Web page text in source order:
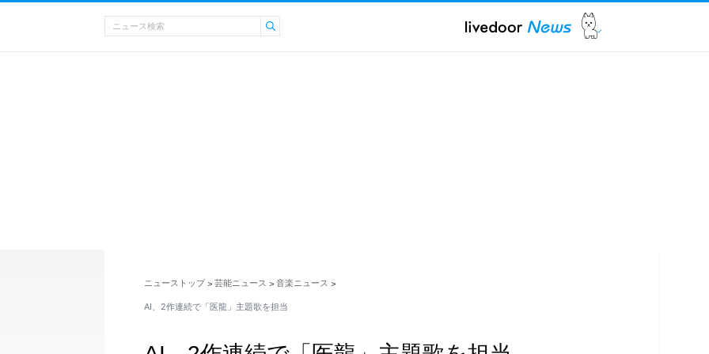
ニューストップ > 芸能ニュース > 音楽ニュース >
AI、2作連続で「医龍」主題歌を担当